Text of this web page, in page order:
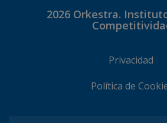
2026 Orkestra.
Privacidad
Política de